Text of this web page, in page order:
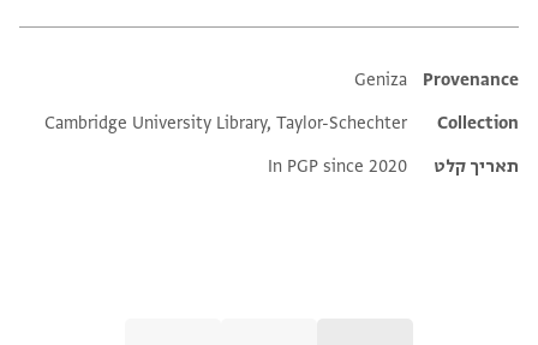
Additional metadata
Provenance
Geniza
Collection
Cambridge University Library, Taylor-Schechter
תאריך קלט
In PGP since 2020